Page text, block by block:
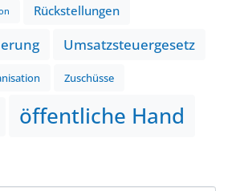
Rückstellungen
Umsatzsteuergesetz
Zuschüsse
öffentliche Hand